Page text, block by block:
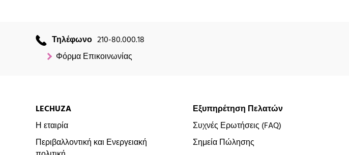
Τηλέφωνο 210-80.000.18
Φόρμα Επικοινωνίας
LECHUZA
Η εταιρία
Περιβαλλοντική και Ενεργειακή
Εξυπηρέτηση Πελατών
Συχνές Ερωτήσεις (FAQ)
Σημεία Πώλησης